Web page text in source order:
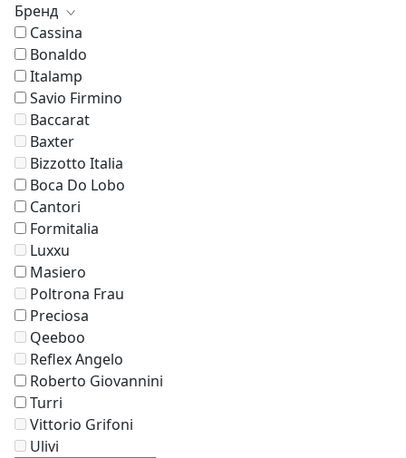
Бренд
Cassina
Bonaldo
Italamp
Savio Firmino
Baccarat
Baxter
Bizzotto Italia
Boca Do Lobo
Cantori
Formitalia
Luxxu
Masiero
Poltrona Frau
Preciosa
Qeeboo
Reflex Angelo
Roberto Giovannini
Turri
Vittorio Grifoni
Ulivi